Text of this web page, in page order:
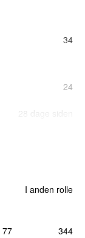
34
28 dage siden
24
12
I anden rolle
77
344